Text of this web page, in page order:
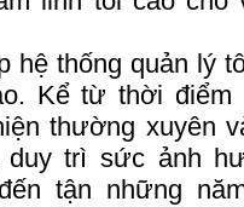
hệ thống quản lý
Kể từ thời điểm
thường xuyên
trì sức ảnh
tận những